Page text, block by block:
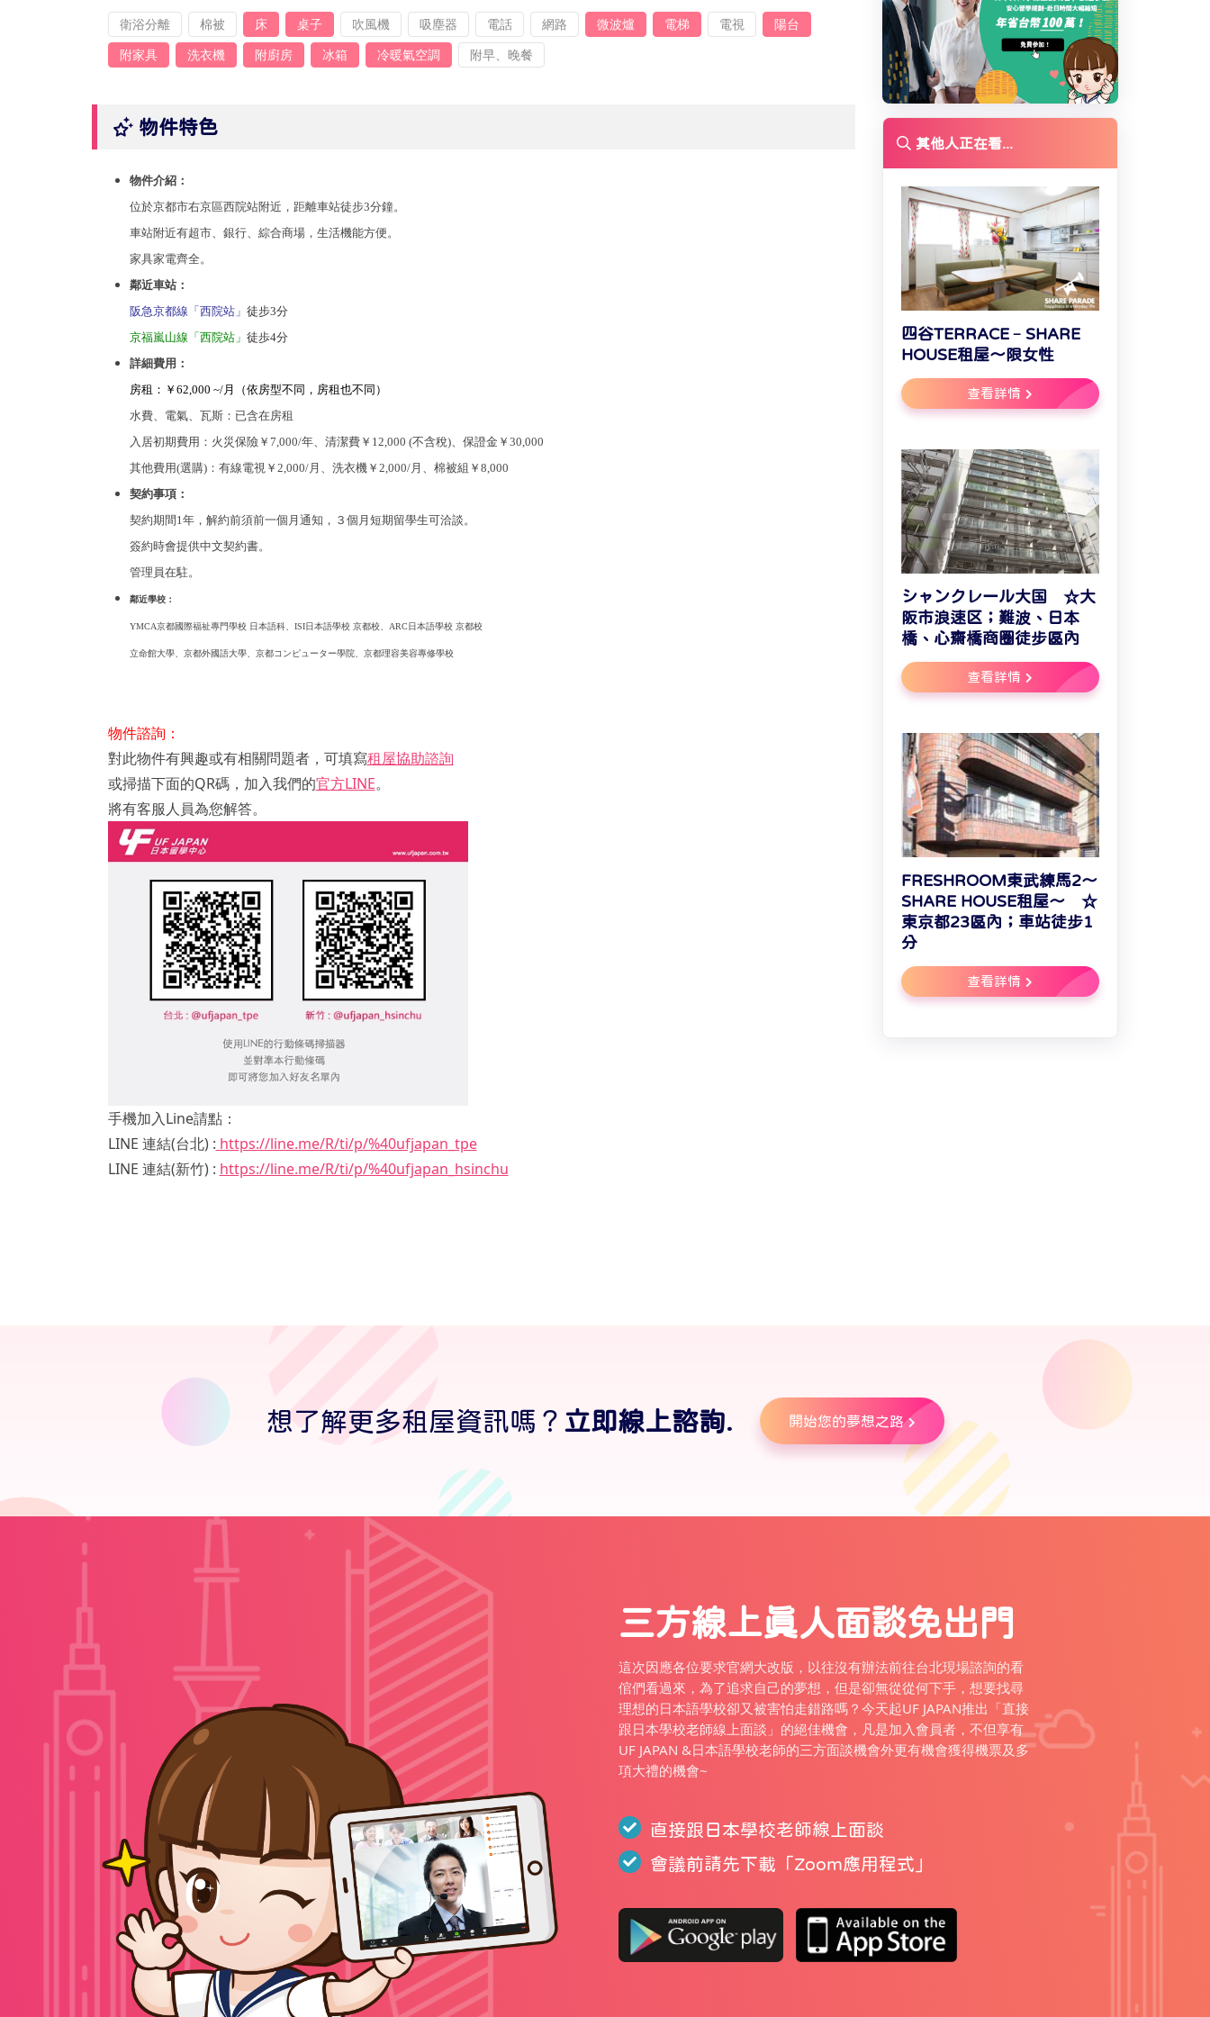
衛浴分離 棉被 床 桌子 吹風機 吸塵器 電話 網路 微波爐 電梯 電視
陽台
附家具
洗衣機 附廚房 冰箱 冷暖氣空調 附早、晚餐
物件特色
物件介紹：
位於京都市右京區西院站附近，距離車站徒步3分鐘。
車站附近有超市、銀行、綜合商場，生活機能方便。
家具家電齊全。
鄰近車站：
阪急京都線「西院站」 徒步3分
京福嵐山線「西院站」 徒歩4分
詳細費用：
房租： ￥ 62,000 ~/月（依房型不同，房租也不同）
水費、電氣、瓦斯：已含在房租
入居初期費用：火災保險￥7,000/年、清潔費￥12,000 (不含稅)、保證金￥30,000
其他費用(選購)：有線電視￥2,000/月、洗衣機￥2,000/月、 棉被組 ￥8,000
契約事項：
契約期間1年，解約前須前一個月通知，３個月短期留學生可洽談。
簽約時會提供中文契約書。
管理員在駐。
鄰近學校：
YMCA京都國際福祉專門學校 日本語科、ISI日本語學校 京都校、ARC日本語學校 京都校
立命館大學、京都外國語大學、京都コンピューター學院、京都理容美容專修學校
物件諮詢：
對此物件有興趣或有相關問題者，可填寫租屋協助諮詢
或掃描下面的QR碼，加入我們的官方LINE。
將有客服人員為您解答。
手機加入Line請點：
LINE 連結(台北) : https://line.me/R/ti/p/%40ufjapan_tpe
LINE 連結(新竹) : https://line.me/R/ti/p/%40ufjapan_hsinchu
其他人正在看...
四谷TERRACE﹣SHARE
HOUSE租屋～限女性
查看詳情
シャンクレール大国 ☆大
阪市浪速区；難波、日本
橋、心齋橋商圈徒步區內
查看詳情
FRESHROOM東武練馬2～
SHARE HOUSE租屋～ ☆
東京都23區內；車站徒步1
分
查看詳情
想了解更多租屋資訊嗎？ 立即線上諮詢. 開始您的夢想之路
三方線上真人面談免出門
這次因應各位要求官網大改版，以往沒有辦法前往台北現場諮詢的看
倌們看過來，為了追求自己的夢想，但是卻無從從何下手，想要找尋
理想的日本語學校卻又被害怕走錯路嗎？今天起UF JAPAN推出「直接
跟日本學校老師線上面談」的絕佳機會，凡是加入會員者，不但享有
UF JAPAN &日本語學校老師的三方面談機會外更有機會獲得機票及多
項大禮的機會~
直接跟日本學校老師線上面談
會議前請先下載「 Zoom應用程式 」